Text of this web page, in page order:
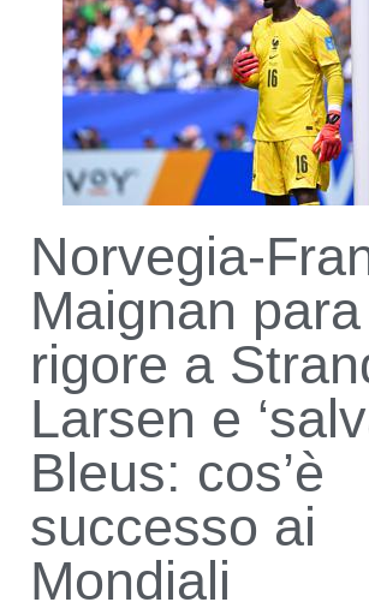
Norvegia-
Maignan para
rigore a
Larsen e
Bleus: cos’è
successo ai
Mondiali